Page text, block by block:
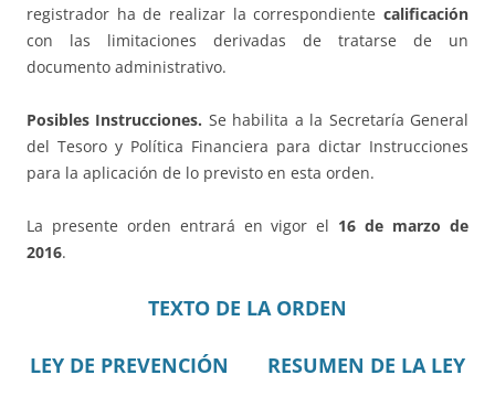
registrador ha de realizar la correspondiente calificación
con las limitaciones derivadas de tratarse de un
documento administrativo.
Posibles Instrucciones. Se habilita a la Secretaría General
del Tesoro y Política Financiera para dictar Instrucciones
para la aplicación de lo previsto en esta orden.
La presente orden entrará en vigor el 16 de marzo de
2016.
TEXTO DE LA ORDEN
LEY DE PREVENCIÓN RESUMEN DE LA LEY